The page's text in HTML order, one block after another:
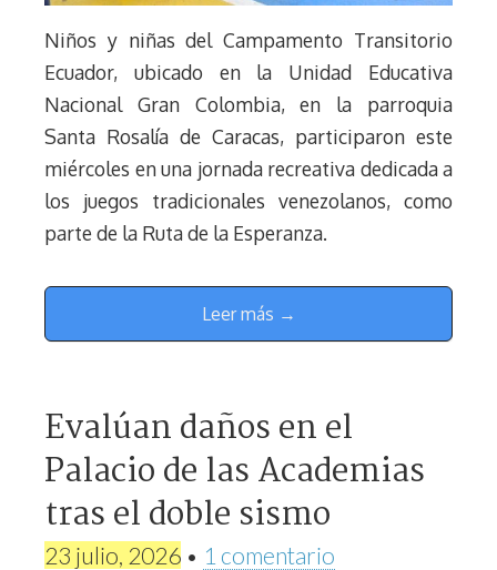
Niños y niñas del Campamento Transitorio
Ecuador, ubicado en la Unidad Educativa
Nacional Gran Colombia, en la parroquia
Santa Rosalía de Caracas, participaron este
miércoles en una jornada recreativa dedicada a
los juegos tradicionales venezolanos, como
parte de la Ruta de la Esperanza.
Leer más →
Evalúan daños en el
Palacio de las Academias
tras el doble sismo
23 julio, 2026 • 1 comentario